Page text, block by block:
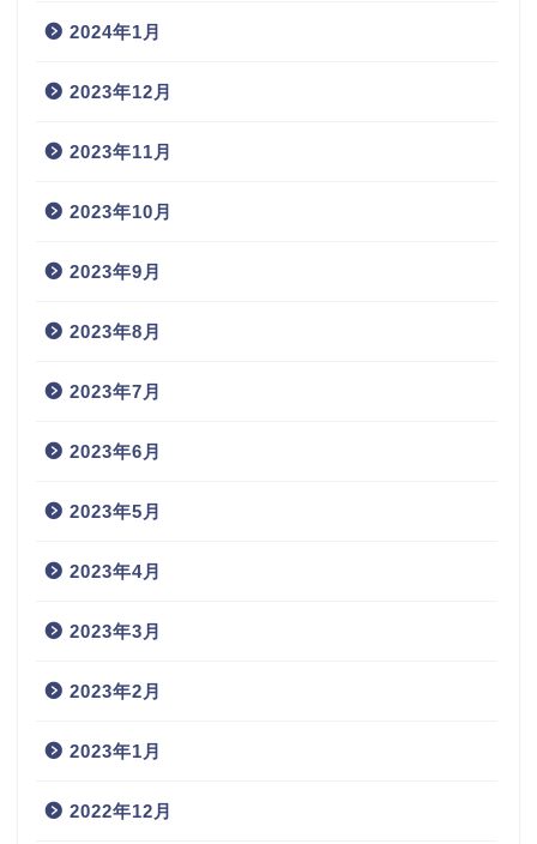
2024年1月
2023年12月
2023年11月
2023年10月
2023年9月
2023年8月
2023年7月
2023年6月
2023年5月
2023年4月
2023年3月
2023年2月
2023年1月
2022年12月